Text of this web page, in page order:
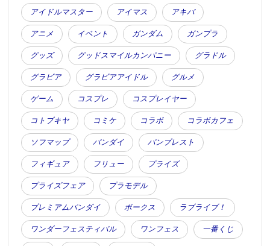
アイドルマスター アイマス アキバ
アニメ イベント ガンダム ガンプラ
グッズ グッドスマイルカンパニー グラドル
グラビア グラビアアイドル グルメ
ゲーム コスプレ コスプレイヤー
コトブキヤ コミケ コラボ コラボカフェ
ソフマップ バンダイ バンプレスト
フィギュア フリュー プライズ
プライズフェア プラモデル
プレミアムバンダイ ボークス ラブライブ！
ワンダーフェスティバル ワンフェス 一番くじ